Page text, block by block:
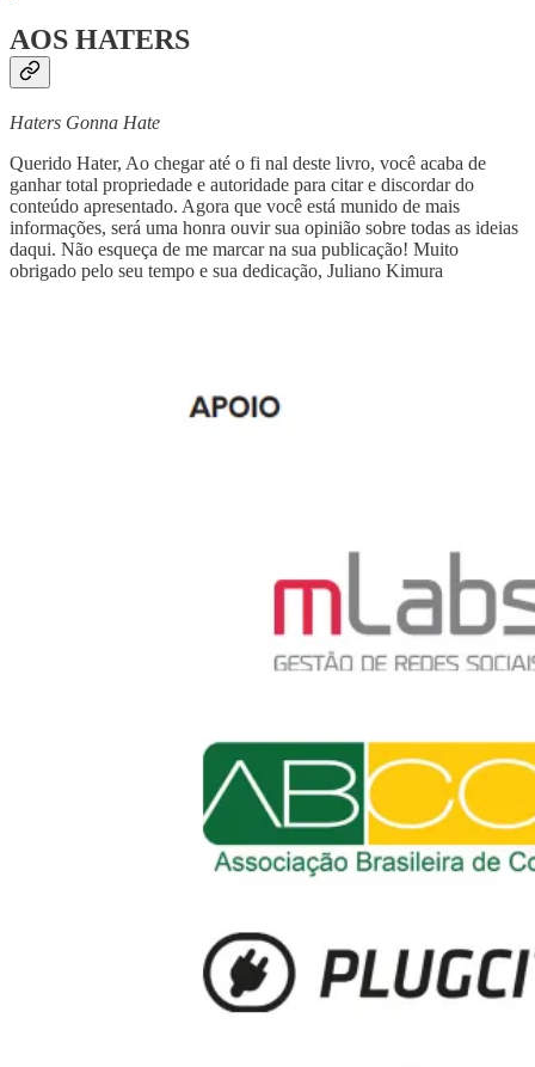
AOS HATERS
Haters Gonna Hate
Querido Hater, Ao chegar até o fi nal deste livro, você acaba de
ganhar total propriedade e autoridade para citar e discordar do
conteúdo apresentado. Agora que você está munido de mais
informações, será uma honra ouvir sua opinião sobre todas as ideias
daqui. Não esqueça de me marcar na sua publicação! Muito
obrigado pelo seu tempo e sua dedicação, Juliano Kimura